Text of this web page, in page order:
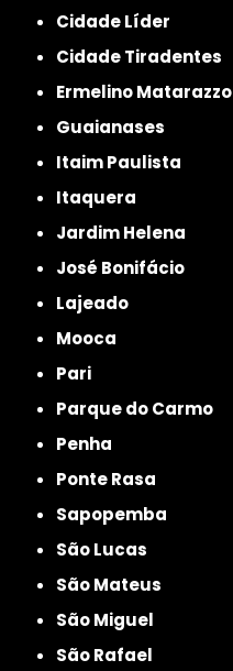
Cidade Líder
Cidade Tiradentes
Ermelino Matarazzo
Guaianases
Itaim Paulista
Itaquera
Jardim Helena
José Bonifácio
Lajeado
Mooca
Pari
Parque do Carmo
Penha
Ponte Rasa
Sapopemba
São Lucas
São Mateus
São Miguel
São Rafael